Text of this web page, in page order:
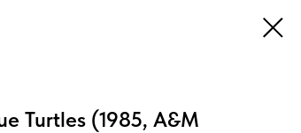
Turtles (1985, A&M